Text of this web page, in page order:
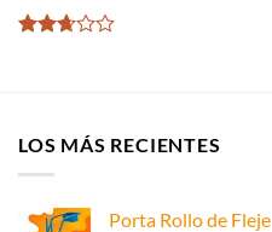
LOS MÁS RECIENTES
Porta Rollo de Fleje